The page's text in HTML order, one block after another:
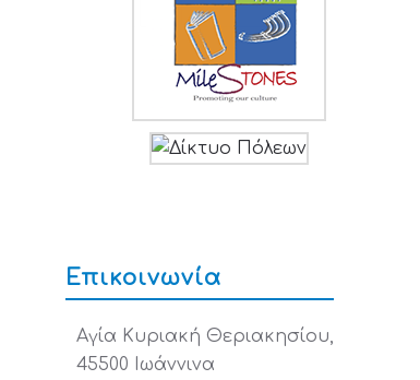
Επικοινωνία
Αγία Κυριακή Θεριακησίου,
45500 Ιωάννινα